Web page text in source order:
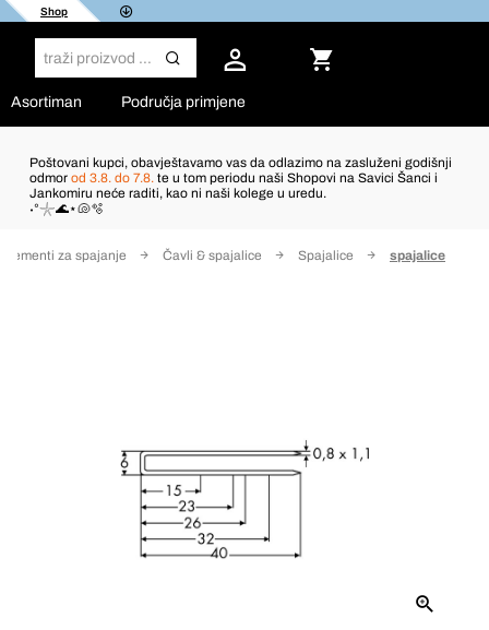
Shop
Asortiman Područja primjene
Poštovani kupci, obavještavamo vas da odlazimo na zasluženi godišnji
odmor od 3.8. do 7.8. te u tom periodu naši Shopovi na Savici Šanci i
Jankomiru neće raditi, kao ni naši kolege u uredu.
˖°𓇼🌊⋆🐚🫧
Elementi za spajanje Čavli & spajalice Spajalice spajalice